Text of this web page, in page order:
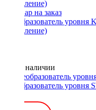
Преобразователь
управление)
Нет в наличии
Преобразователь уровня